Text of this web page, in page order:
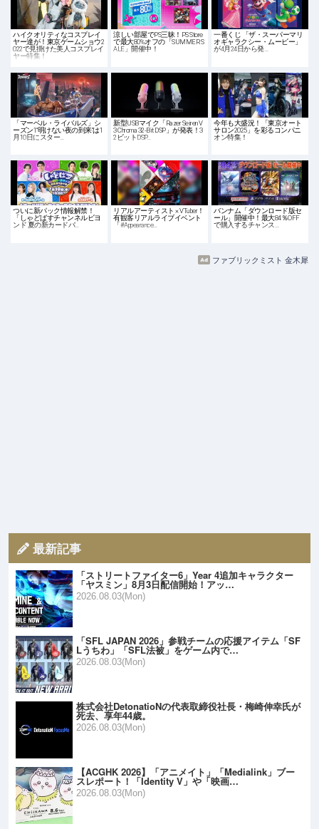
ハイクオリティなコスプレイ
ヤー達が！東京ゲームショウ2
022で見掛けた美人コスプレイ
ヤー特集！
涼しい部屋でPS三昧！PS Store
で最大80%オフの「SUMMER S
ALE」開催中！
一番くじ 「ザ・スーパーマリ
オギャラクシー・ムービー」
が4月24日から発…
「マーベル・ライバルズ」シ
ーズン1“明けない夜の到来”は1
月10日にスター…
新型USBマイク「Razer Seiren V
3 Chroma 32-Bit DSP」が発表！3
2ビットDSP…
今年も大盛況！「東京オート
サロン2025」を彩るコンパニ
オン特集！
ついに新パック情報解禁！
「しゃどばすチャンネルビヨ
ンド 夏の新カードパ…
リアルアーティスト × VTuber！
有観客リアルライブイベント
「#Appearance…
バンナム「ダウンロード版セ
ール」開催中！最大84％OFF
で購入するチャンス…
ファブリックミスト 金木犀
最新記事
「ストリートファイター6」Year 4追加キャラクター
「ヤスミン」8月3日配信開始！アッ…
2026.08.03(Mon)
「SFL JAPAN 2026」参戦チームの応援アイテム「SF
Lうちわ」「SFL法被」をゲーム内で…
2026.08.03(Mon)
株式会社DetonatioNの代表取締役社長・梅崎伸幸氏が
死去、享年44歳。
2026.08.03(Mon)
【ACGHK 2026】「アニメイト」「Medialink」ブー
スレポート！「Identity V」や「映画…
2026.08.03(Mon)